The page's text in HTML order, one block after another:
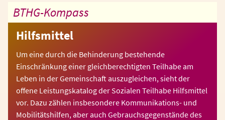
BTHG-Kompass
Hilfsmittel
Um eine durch die Behinderung bestehende
Einschränkung einer gleichberechtigten Teilhabe am
Leben in der Gemeinschaft auszugleichen, sieht der
offene Leistungskatalog der Sozialen Teilhabe Hilfsmittel
vor. Dazu zählen insbesondere Kommunikations- und
Mobilitätshilfen, aber auch Gebrauchsgegenstände des